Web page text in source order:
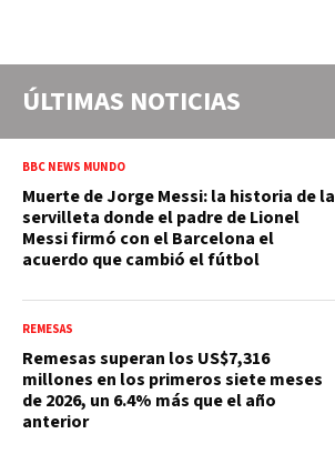
ÚLTIMAS NOTICIAS
BBC NEWS MUNDO
Muerte de Jorge Messi: la historia de la
servilleta donde el padre de Lionel
Messi firmó con el Barcelona el
acuerdo que cambió el fútbol
REMESAS
Remesas superan los US$7,316
millones en los primeros siete meses
de 2026, un 6.4% más que el año
anterior